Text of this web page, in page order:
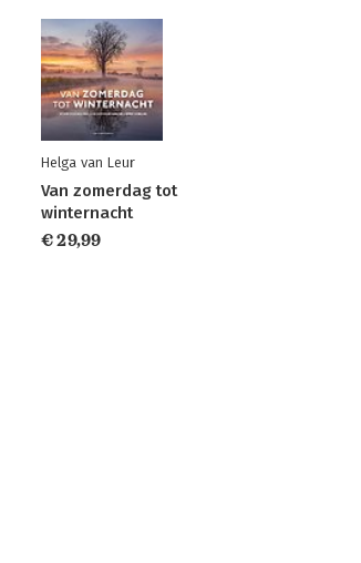
Helga van Leur
Van zomerdag tot
winternacht
€ 29,99